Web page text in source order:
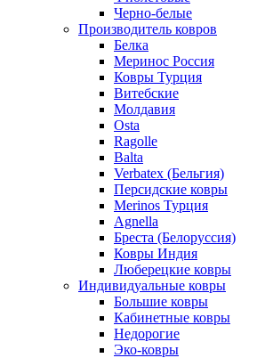
Черно-белые
Производитель ковров
Белка
Меринос Россия
Ковры Турция
Витебские
Молдавия
Osta
Ragolle
Balta
Verbatex (Бельгия)
Персидские ковры
Merinos Турция
Agnella
Бреста (Белоруссия)
Ковры Индия
Люберецкие ковры
Индивидуальные ковры
Большие ковры
Кабинетные ковры
Недорогие
Эко-ковры